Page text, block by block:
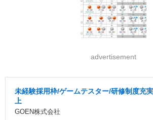
advertisement
未経験採用枠/ゲームテスター/研修制度充
上
GOEN株式会社